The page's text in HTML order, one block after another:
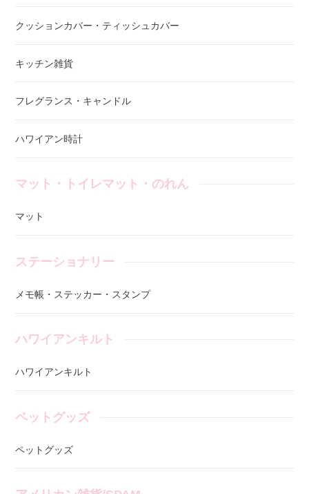
クッションカバー・ティッシュカバー
キッチン雑貨
フレグランス・キャンドル
ハワイアン時計
マット・トイレマット・のれん
マット
ステーショナリー
メモ帳・ステッカー・スタンプ
ハワイアンキルト
ハワイアンキルト
ペットグッズ
ペットグッズ